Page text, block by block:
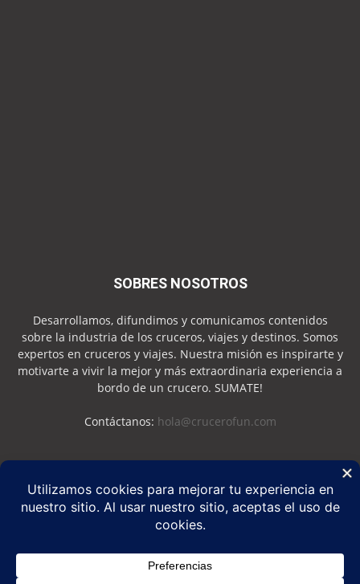
SOBRES NOSOTROS
Desarrollamos, difundimos y comunicamos contenidos
sobre la industria de los cruceros, viajes y destinos. Somos
expertos en cruceros y viajes. Nuestra misión es inspirarte y
motivarte a vivir la mejor y más extraordinaria experiencia a
bordo de un crucero. SUMATE!
Contáctanos: hola@crucerofun.com
SEGUINOS